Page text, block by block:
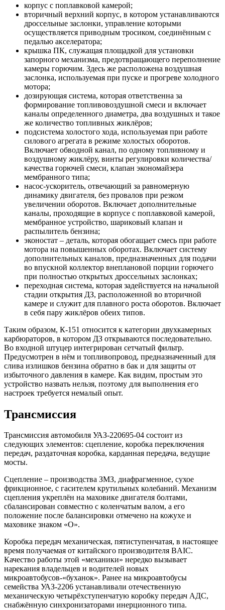
корпус с поплавковой камерой;
вторичный верхний корпус, в котором устанавливаются
дроссельные заслонки, управление которыми
осуществляется приводным тросиком, соединённым с
педалью акселератора;
крышка ПК, служащая площадкой для установки
запорного механизма, предотвращающего переполнение
камеры горючим. Здесь же расположена воздушная
заслонка, используемая при пуске и прогреве холодного
мотора;
дозирующая система, которая ответственна за
формирование топливовоздушной смеси и включает
каналы определенного диаметра, два воздушных и такое
же количество топливных жиклёров;
подсистема холостого хода, используемая при работе
силового агрегата в режиме холостых оборотов.
Включает обводной канал, по одному топливному и
воздушному жиклёру, винты регулировки количества/
качества горючей смеси, клапан экономайзера
мембранного типа;
насос-ускоритель, отвечающий за равномерную
динамику двигателя, без провалов при резком
увеличении оборотов. Включает дополнительные
каналы, проходящие в корпусе с поплавковой камерой,
мембранное устройство, шариковый клапан и
распылитель бензина;
эконостат – деталь, которая обогащает смесь при работе
мотора на повышенных оборотах. Включает систему
дополнительных каналов, предназначенных для подачи
во впускной коллектор внеплановой порции горючего
при полностью открытых дроссельных заслонках;
переходная система, которая задействуется на начальной
стадии открытия ДЗ, расположенной во вторичной
камере и служит для плавного роста оборотов. Включает
в себя пару жиклёров обеих типов.
Таким образом, К-151 относится к категории двухкамерных
карбюраторов, в котором ДЗ открываются последовательно.
Во входной штуцер интегрирован сетчатый фильтр.
Предусмотрен в нём и топливопровод, предназначенный для
слива излишков бензина обратно в бак и для защиты от
избыточного давления в камере. Как видим, простым это
устройство назвать нельзя, поэтому для выполнения его
настроек требуется немалый опыт.
Трансмиссия
Трансмиссия автомобиля УАЗ-220695-04 состоит из
следующих элементов: сцепление, коробка переключения
передач, раздаточная коробка, карданная передача, ведущие
мосты.
Сцепление – производства ЗМЗ, диафрагменное, сухое
фрикционное, с гасителем крутильных колебаний. Механизм
сцепления укреплён на маховике двигателя болтами,
сбалансирован совместно с коленчатым валом, а его
положение после балансировки отмечено на кожухе и
маховике знаком «О».
Коробка передач механическая, пятиступенчатая, в настоящее
время получаемая от китайского производителя BAIC.
Качество работы этой «механики» нередко вызывает
нарекания владельцев и водителей новых
микроавтобусов-«буханок». Ранее на микроавтобусы
семейства УАЗ-2206 устанавливали отечественную
механическую четырёхступенчатую коробку передач АДС,
снабжённую синхронизаторами инерционного типа.